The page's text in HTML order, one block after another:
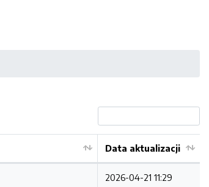
Data aktualizacji
2026-04-21 11:29